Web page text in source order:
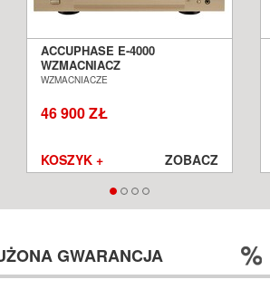
ACCUPHASE E-4000
WZMACNIACZ
ZINTEGROWANY SALON
WZMACNIACZE
46 900 ZŁ
KOSZYK + ZOBACZ
GWARANCJA